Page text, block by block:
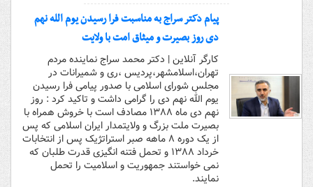
پیام دکتر سراج به مناسبت فرا رسیدن یوم الله نهم
دی روز بصیرت و میثاق امت با ولایت
کارگر آنلاین | دکتر محمد سراج نماینده مردم
تهران،اسلامشهر،پردیس ،ری و شمیرانات در
مجلس شورای اسلامی با صدور پیامی فرا رسیدن
یوم الله نهم دی را گرامی داشت و تاکید کرد : روز
نهم دی ماه ۱۳۸۸ مصادف است با خروش همراه با
بصیرت ملت بزرگ و ولایتمدار ایران اسلامی که پس
از یک دوره ۸ ماهه صبر استراتژیک پس از انتخابات
خرداد ۱۳۸۸ و تحمل فتنه انگیزی قدرت طلبان که
نمی خواستند جمهوریت و اسلامیت را تحمل
نمایند.